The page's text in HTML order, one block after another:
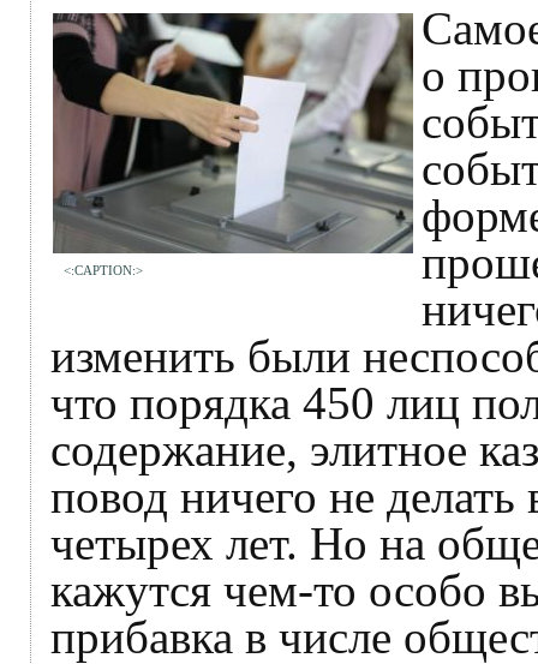
<:CAPTION:>
о
изменить были
что порядка 450 лиц
содержание, элитное
повод ничего не
четырех лет. Но на
кажутся чем-то особо
прибавка в числе